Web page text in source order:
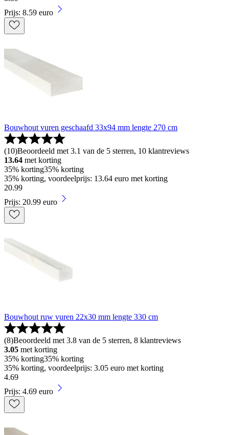
Prijs: 8.59 euro
Bouwhout vuren geschaafd 33x94 mm lengte 270 cm
(10)Beoordeeld met 3.1 van de 5 sterren, 10 klantreviews
13.64 met korting
35% korting35% korting
35% korting, voordeelprijs: 13.64 euro met korting
20.99
Prijs: 20.99 euro
Bouwhout ruw vuren 22x30 mm lengte 330 cm
(8)Beoordeeld met 3.8 van de 5 sterren, 8 klantreviews
3.05 met korting
35% korting35% korting
35% korting, voordeelprijs: 3.05 euro met korting
4.69
Prijs: 4.69 euro